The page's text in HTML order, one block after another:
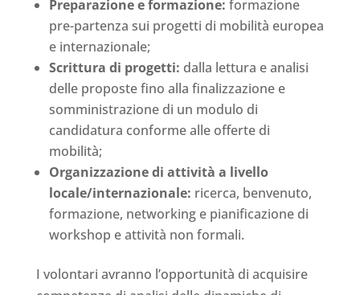
Preparazione e formazione: formazione
pre-partenza sui progetti di mobilità europea
e internazionale;
Scrittura di progetti: dalla lettura e analisi
delle proposte fino alla finalizzazione e
somministrazione di un modulo di
candidatura conforme alle offerte di
mobilità;
Organizzazione di attività a livello
locale/internazionale: ricerca, benvenuto,
formazione, networking e pianificazione di
workshop e attività non formali.
I volontari avranno l’opportunità di acquisire